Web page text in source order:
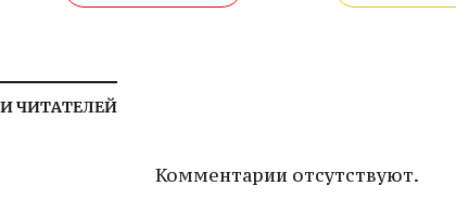
ЧИТАТЕЛЕЙ
Комментарии отсутствуют.